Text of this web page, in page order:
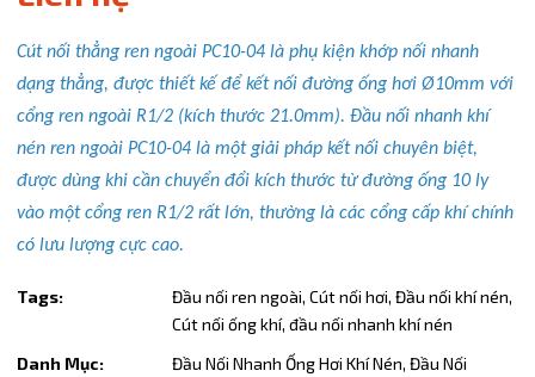
Cút nối thẳng ren ngoài PC10-04 là phụ kiện khớp nối nhanh
dạng thẳng, được thiết kế để kết nối đường ống hơi Ø10mm với
cổng ren ngoài R1/2 (kích thước 21.0mm). Đầu nối nhanh khí
nén ren ngoài PC10-04 là một giải pháp kết nối chuyên biệt,
được dùng khi cần chuyển đổi kích thước từ đường ống 10 ly
vào một cổng ren R1/2 rất lớn, thường là các cổng cấp khí chính
có lưu lượng cực cao.
Tags: Đầu nối ren ngoài, Cút nối hơi, Đầu nối khí nén,
Cút nối ống khí, đầu nối nhanh khí nén
Danh Mục:
Đầu Nối Nhanh Ống Hơi Khí Nén, Đầu Nối